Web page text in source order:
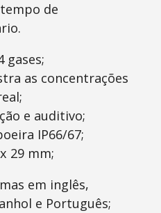
de
gases;
as concentrações
e auditivo;
IP66/67;
29 mm;
em inglês,
e Português;